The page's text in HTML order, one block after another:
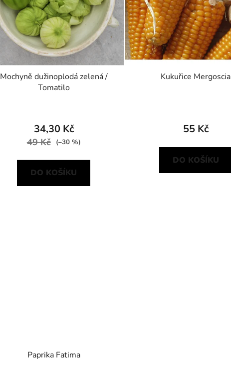
Mochyně dužinoplodá zelená /
Tomatilo
34,30 Kč
49 Kč (–30 %)
DO KOŠÍKU
Kukuřice Mergoscia
55 Kč
DO KOŠÍKU
Paprika Fatima